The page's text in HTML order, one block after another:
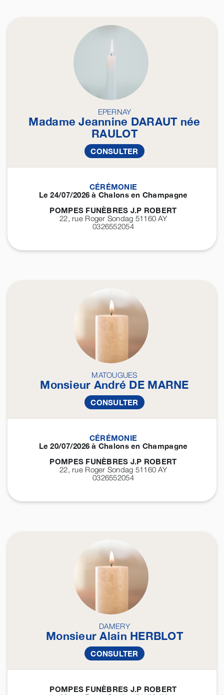
EPERNAY
Madame Jeannine DARAUTnée
RAULOT
CONSULTER
CÉRÉMONIE
Le 24/07/2026 à Chalons en Champagne
POMPES FUNÈBRES J.P ROBERT
22, rue Roger Sondag 51160AY
0326552054
MATOUGUES
Monsieur André DE MARNE
CONSULTER
CÉRÉMONIE
Le 20/07/2026 à Chalons en Champagne
POMPES FUNÈBRES J.P ROBERT
22, rue Roger Sondag 51160AY
0326552054
DAMERY
Monsieur Alain HERBLOT
CONSULTER
POMPES FUNÈBRES J.P ROBERT